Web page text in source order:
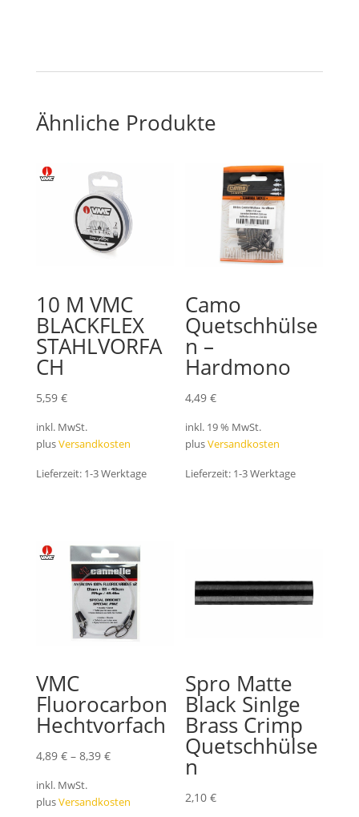
Ähnliche Produkte
10 M VMC
BLACKFLEX
STAHLVORFA
CH
5,59 €
inkl. MwSt.
plusVersandkosten
Lieferzeit: 1-3 Werktage
Camo
Quetschhülse
n –
Hardmono
4,49€
inkl. 19 % MwSt.
plusVersandkosten
Lieferzeit: 1-3 Werktage
VMC
Fluorocarbon
Hechtvorfach
4,89 €– 8,39 €
inkl. MwSt.
plusVersandkosten
Spro Matte
Black Sinlge
Brass Crimp
Quetschhülse
n
2,10€